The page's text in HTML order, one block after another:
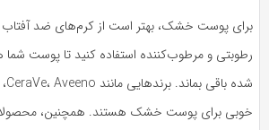
پوست خشک، بهتر است از کرم‌های ضد آفتاب با
و مرطوب‌کننده استفاده کنید تا پوست شما
برای پوست خشک هستند. همچنین، محصولات با